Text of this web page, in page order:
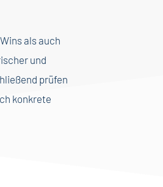
als auch
und
prüfen
konkrete